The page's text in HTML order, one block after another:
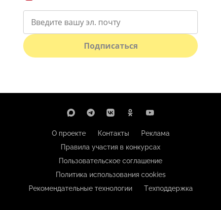
Подписаться
О проекте Контакты
Реклама
Правила участия в конкурсах
Пользовательское соглашение
Политика использования cookies
Рекомендательные технологии
Техподдержка